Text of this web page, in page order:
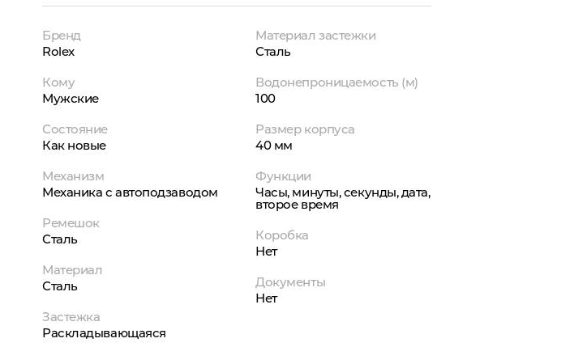
Бренд
Rolex
Кому
Мужские
Состояние
Как новые
Механизм
Механика с автоподзаводом
Ремешок
Сталь
Материал
Сталь
Застежка
Раскладывающаяся
Материал застежки
Сталь
Водонепроницаемость (м)
100
Размер корпуса
40 мм
Функции
Часы, минуты, секунды, дата,
второе время
Коробка
Нет
Документы
Нет